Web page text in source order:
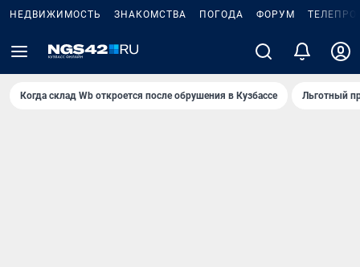
НЕДВИЖИМОСТЬ ЗНАКОМСТВА ПОГОДА ФОРУМ
Когда склад Wb откроется после обрушения в Кузбассе Льготный